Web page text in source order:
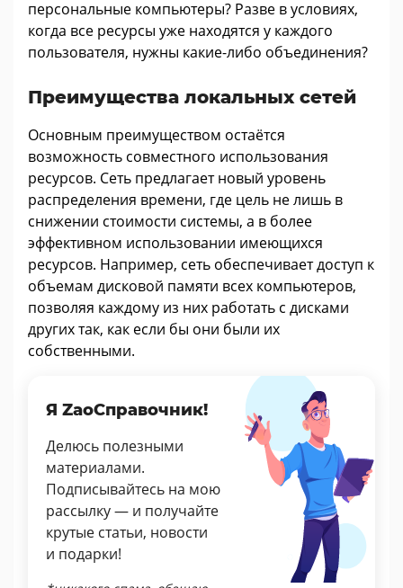
персональные компьютеры? Разве в условиях,
когда все ресурсы уже находятся у каждого
пользователя, нужны какие-либо объединения?
Преимущества локальных сетей
Основным преимуществом остаётся
возможность совместного использования
ресурсов. Сеть предлагает новый уровень
распределения времени, где цель не лишь в
снижении стоимости системы, а в более
эффективном использовании имеющихся
ресурсов. Например, сеть обеспечивает доступ к
объемам дисковой памяти всех компьютеров,
позволяя каждому из них работать с дисками
других так, как если бы они были их
собственными.
Я ZaoСправочник!
Делюсь полезными
материалами.
Подписывайтесь на мою
рассылку — и получайте
крутые статьи, новости
и подарки!